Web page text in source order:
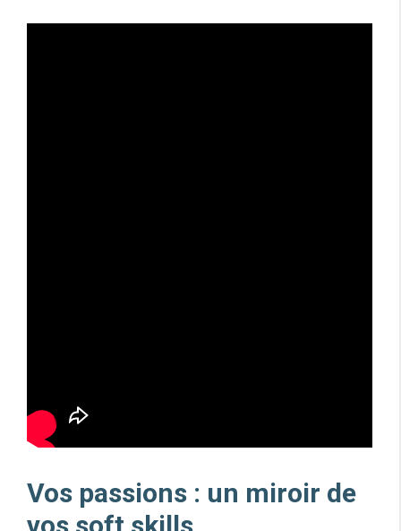
Vos passions : un miroir de